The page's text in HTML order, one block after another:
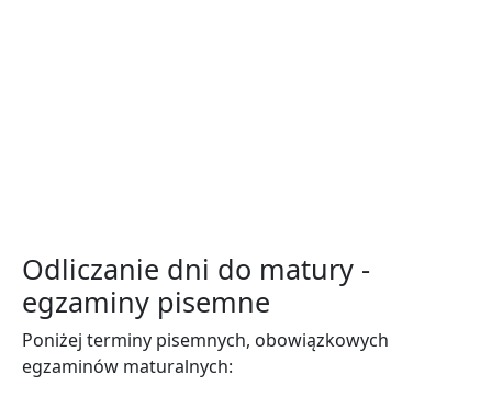
Odliczanie dni do matury -
egzaminy pisemne
Poniżej terminy pisemnych, obowiązkowych
egzaminów maturalnych: